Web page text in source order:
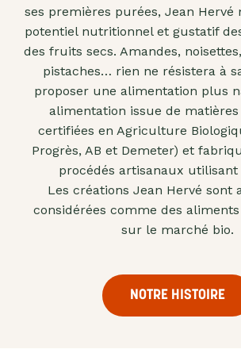
ses premières purées, Jean
potentiel nutritionnel et gustatif
des fruits secs. Amandes,
pistaches… rien ne résistera à
proposer une alimentation plus
alimentation issue de
certifiées en Agriculture
Progrès, AB et Demeter) et
procédés artisanaux utilisant
Les créations Jean Hervé sont
considérées comme des
sur le marché bio.
NOTRE HISTOIRE